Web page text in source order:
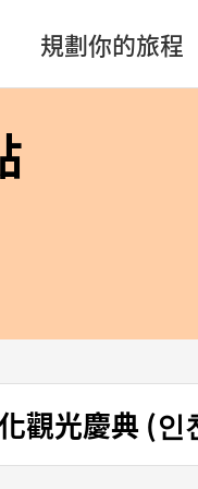
規劃你的旅程
觀光慶典 (